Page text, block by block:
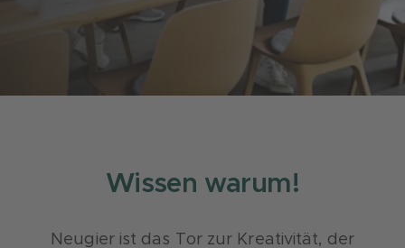
Wissen warum!
Neugier ist das Tor zur Kreativität, der